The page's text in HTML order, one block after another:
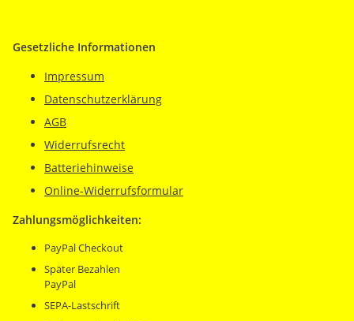
Gesetzliche Informationen
Impressum
Datenschutzerklärung
AGB
Widerrufsrecht
Batteriehinweise
Online-Widerrufsformular
Zahlungsmöglichkeiten:
PayPal Checkout
Später Bezahlen
PayPal
SEPA-Lastschrift